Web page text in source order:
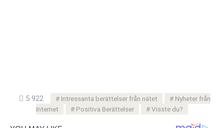
5 922 Intressanta berättelser från nätet
Nyheter från
Internet
Positiva Berättelser Visste du?